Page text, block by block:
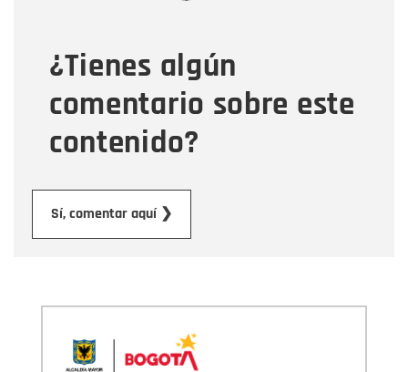
¿Tienes algún
comentario sobre este
contenido?
Sí, comentar aquí ❯
Mensaje